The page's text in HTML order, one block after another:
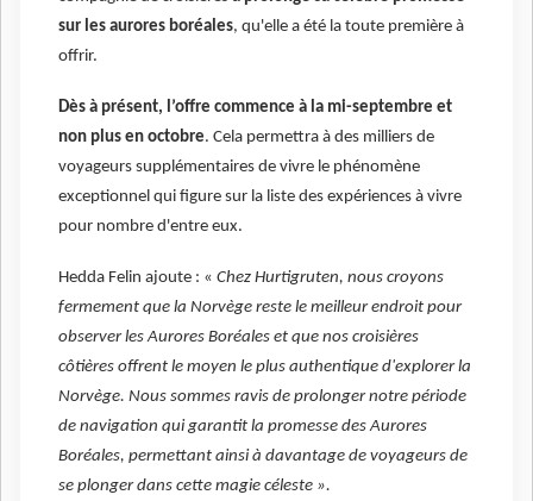
sur les aurores boréales, qu'elle a été la toute première à
offrir.
Dès à présent, l’offre commence à la mi-septembre et
non plus en octobre. Cela permettra à des milliers de
voyageurs supplémentaires de vivre le phénomène
exceptionnel qui figure sur la liste des expériences à vivre
pour nombre d'entre eux.
Hedda Felin ajoute : « Chez Hurtigruten, nous croyons
fermement que la Norvège reste le meilleur endroit pour
observer les Aurores Boréales et que nos croisières
côtières offrent le moyen le plus authentique d'explorer la
Norvège. Nous sommes ravis de prolonger notre période
de navigation qui garantit la promesse des Aurores
Boréales, permettant ainsi à davantage de voyageurs de
se plonger dans cette magie céleste ».